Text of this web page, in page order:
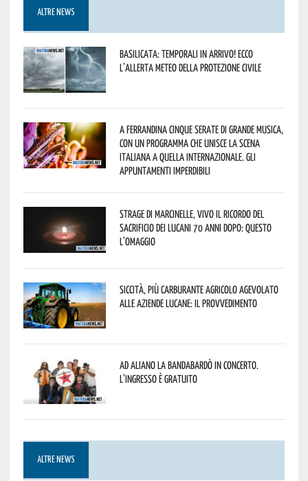
ALTRE NEWS
Basilicata: temporali in arrivo! Ecco
l’allerta meteo della Protezione civile
A Ferrandina cinque serate di grande musica,
con un programma che unisce la scena
italiana a quella internazionale. Gli
appuntamenti imperdibili
Strage di Marcinelle, vivo il ricordo del
sacrificio dei lucani 70 anni dopo: questo
l’omaggio
Siccità, più carburante agricolo agevolato
alle aziende lucane: il provvedimento
Ad Aliano la Bandabardò in concerto.
L’ingresso è gratuito
ALTRE NEWS